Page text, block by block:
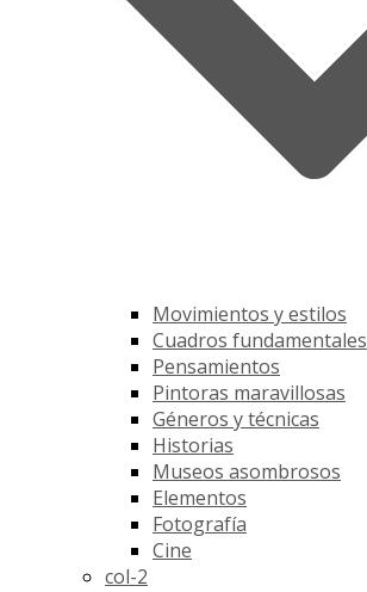
Movimientos y estilos
Cuadros fundamentales
Pensamientos
Pintoras maravillosas
Géneros y técnicas
Historias
Museos asombrosos
Elementos
Fotografía
Cine
col-2